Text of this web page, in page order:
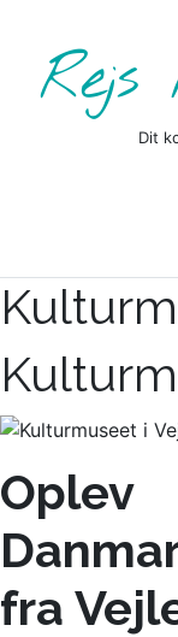
content
Dit
Oplev
fra